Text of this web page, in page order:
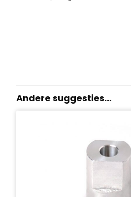
Andere suggesties…